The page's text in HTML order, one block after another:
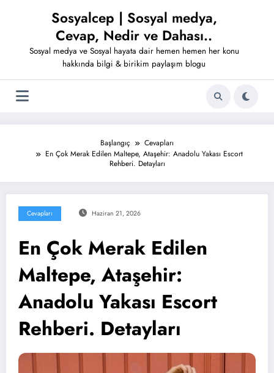
Sosyalcep | Sosyal medya,
Cevap, Nedir ve Dahası..
Sosyal medya ve Sosyal hayata dair hemen hemen her konu
hakkında bilgi & birikim paylaşım blogu
Başlangıç
Cevapları
En Çok Merak Edilen Maltepe, Ataşehir: Anadolu Yakası Escort
Rehberi. Detayları
Cevapları Haziran 21, 2026
En Çok Merak Edilen
Maltepe, Ataşehir:
Anadolu Yakası Escort
Rehberi. Detayları